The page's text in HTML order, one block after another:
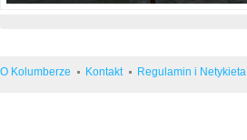
O Kolumberze Kontakt Regulamin i Netykieta